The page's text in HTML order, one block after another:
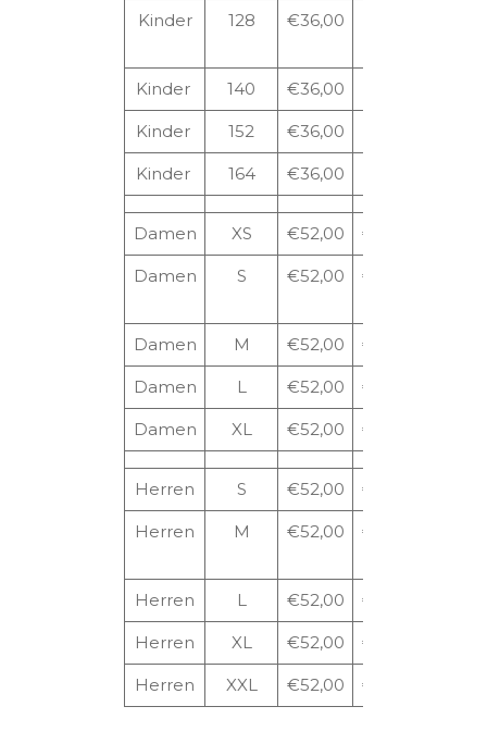
Kinder 128 €36,00
Kinder 140 €36,00
Kinder 152 €36,00
Kinder 164 €36,00
Damen XS €52,00 €85,50
Damen S €52,00 €85,50
Damen M €52,00 €85,50
Damen L €52,00 €85,50
Damen XL €52,00 €85,50
Herren S €52,00 €96,50
Herren M €52,00 €96,50
Herren L €52,00 €96,50
Herren XL €52,00 €96,50
Herren XXL €52,00 €96,50